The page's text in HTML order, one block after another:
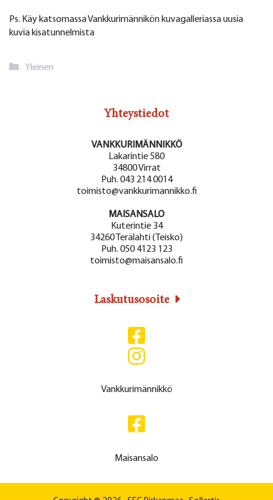
Ps. Käy katsomassa Vankkurimännikön kuvagalleriassa uusia
kuvia kisatunnelmista
Kategoriat
Yleinen
Yhteystiedot
VANKKURIMÄNNIKKÖ
Lakarintie 580
34800 Virrat
Puh. 043 214 0014
toimisto@vankkurimannikko.fi
MAISANSALO
Kuterintie 34
34260 Terälahti (Teisko)
Puh. 050 4123 123
toimisto@maisansalo.fi
Laskutusosoite
Vankkurimännikkö
Maisansalo